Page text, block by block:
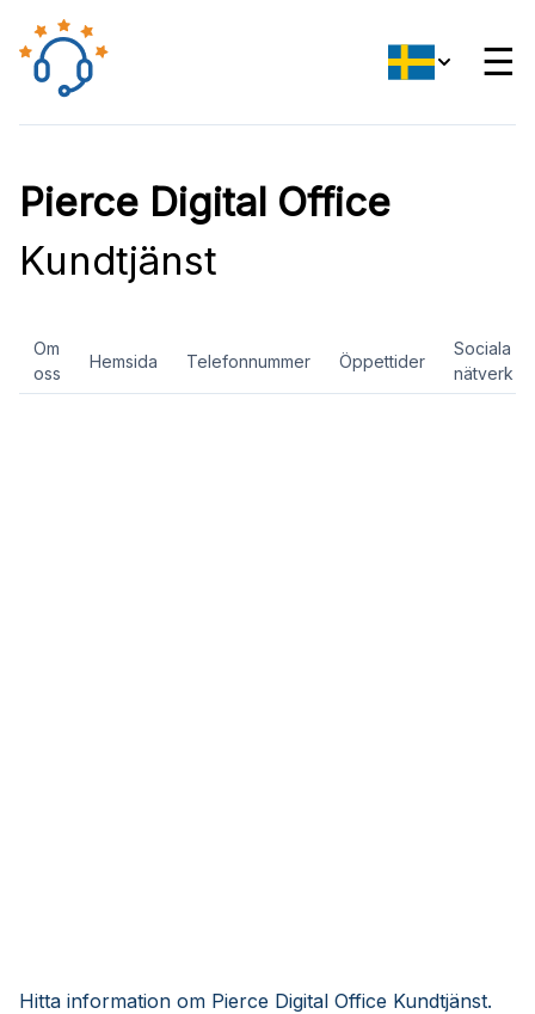
☰
Pierce Digital Office
Kundtjänst
Om
oss
Hemsida Telefonnummer Öppettider
Sociala
nätverk
Hitta information om Pierce Digital Office Kundtjänst.